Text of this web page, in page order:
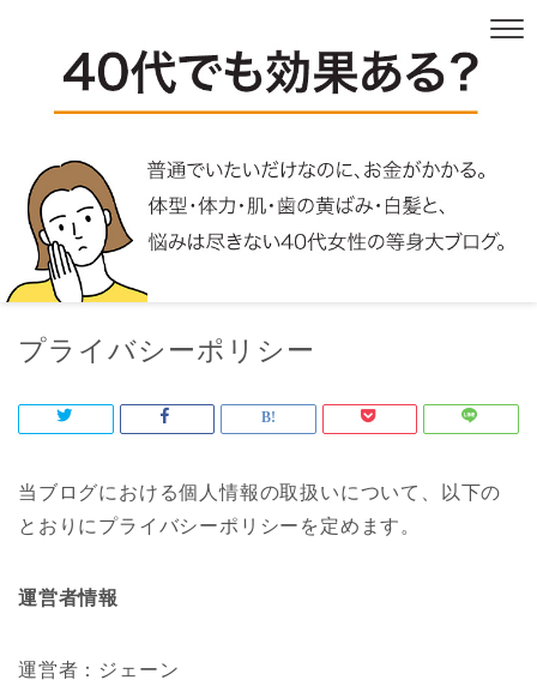
プライバシーポリシー
当ブログにおける個人情報の取扱いについて、以下の
とおりにプライバシーポリシーを定めます。
運営者情報
運営者：ジェーン